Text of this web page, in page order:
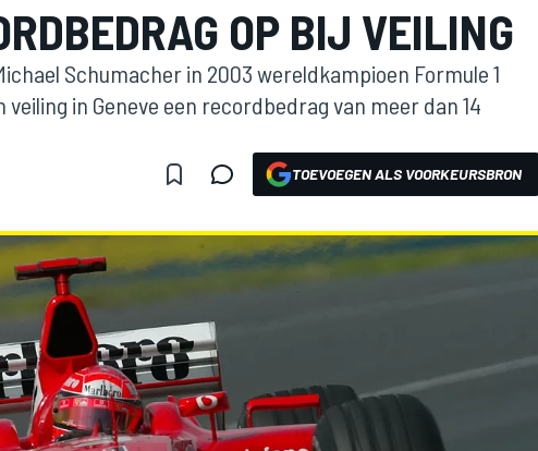
OP BIJ VEILING
Schumacher in 2003 wereldkampioen Formule 1
in Geneve een recordbedrag van meer dan 14
TOEVOEGEN ALS VOORKEURSBRON